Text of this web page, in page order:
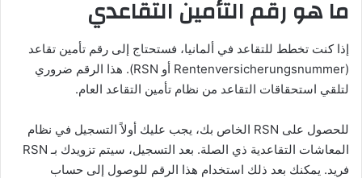
ما هو رقم التأمين التقاعدي
إذا كنت تخطط للتقاعد في ألمانيا، فستحتاج إلى رقم تأمين تقاعد
(Rentenversicherungsnummer أو RSN). هذا الرقم ضروري
لتلقي استحقاقات التقاعد من نظام تأمين التقاعد العام.
للحصول على RSN الخاص بك، يجب عليك أولاً التسجيل في نظام
المعاشات التقاعدية ذي الصلة. بعد التسجيل، سيتم تزويدك بـ RSN
فريد. يمكنك بعد ذلك استخدام هذا الرقم للوصول إلى حساب